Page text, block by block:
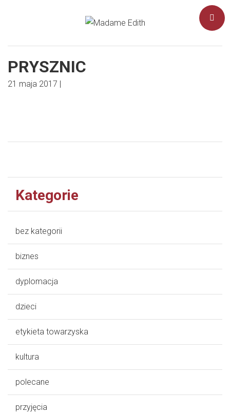
PRYSZNIC
21 maja 2017 |
Kategorie
bez kategorii
biznes
dyplomacja
dzieci
etykieta towarzyska
kultura
polecane
przyjęcia